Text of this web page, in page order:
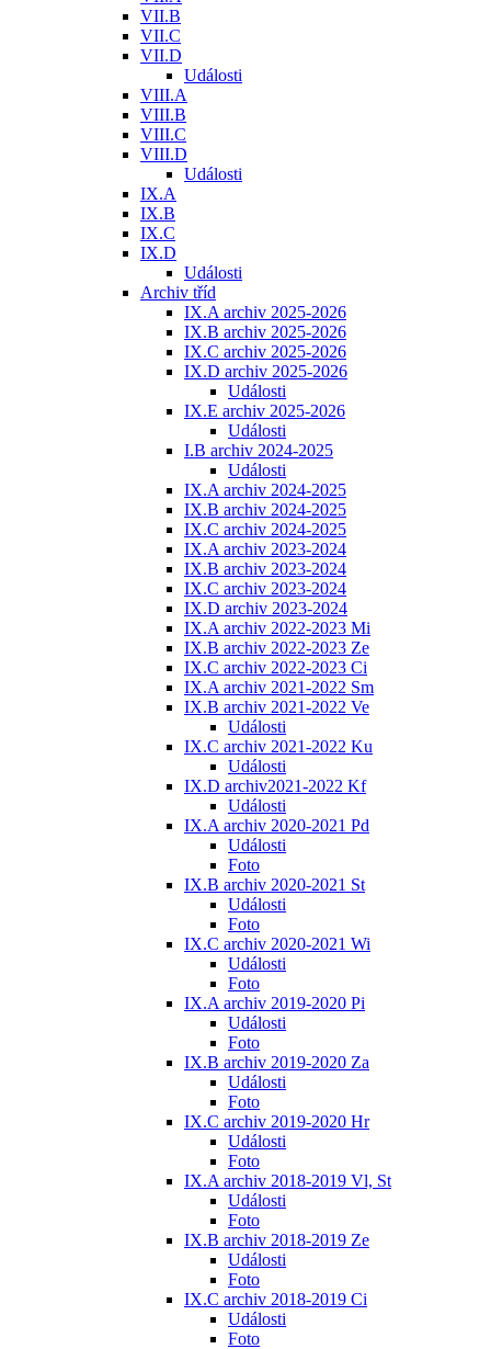
VII.B
VII.C
VII.D
Události
VIII.A
VIII.B
VIII.C
VIII.D
Události
IX.A
IX.B
IX.C
IX.D
Události
Archiv tříd
IX.A archiv 2025-2026
IX.B archiv 2025-2026
IX.C archiv 2025-2026
IX.D archiv 2025-2026
Události
IX.E archiv 2025-2026
Události
I.B archiv 2024-2025
Události
IX.A archiv 2024-2025
IX.B archiv 2024-2025
IX.C archiv 2024-2025
IX.A archiv 2023-2024
IX.B archiv 2023-2024
IX.C archiv 2023-2024
IX.D archiv 2023-2024
IX.A archiv 2022-2023 Mi
IX.B archiv 2022-2023 Ze
IX.C archiv 2022-2023 Ci
IX.A archiv 2021-2022 Sm
IX.B archiv 2021-2022 Ve
Události
IX.C archiv 2021-2022 Ku
Události
IX.D archiv2021-2022 Kf
Události
IX.A archiv 2020-2021 Pd
Události
Foto
IX.B archiv 2020-2021 St
Události
Foto
IX.C archiv 2020-2021 Wi
Události
Foto
IX.A archiv 2019-2020 Pi
Události
Foto
IX.B archiv 2019-2020 Za
Události
Foto
IX.C archiv 2019-2020 Hr
Události
Foto
IX.A archiv 2018-2019 Vl, St
Události
Foto
IX.B archiv 2018-2019 Ze
Události
Foto
IX.C archiv 2018-2019 Ci
Události
Foto